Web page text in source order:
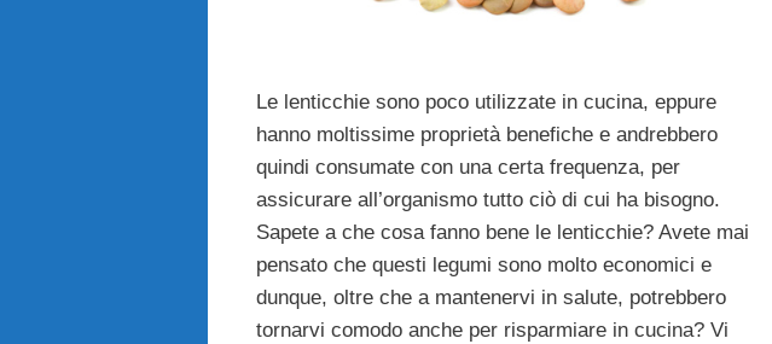
Le lenticchie sono poco utilizzate in cucina, eppure
hanno moltissime proprietà benefiche e andrebbero
quindi consumate con una certa frequenza, per
assicurare all’organismo tutto ciò di cui ha bisogno.
Sapete a che cosa fanno bene le lenticchie? Avete mai
pensato che questi legumi sono molto economici e
dunque, oltre che a mantenervi in salute, potrebbero
tornarvi comodo anche per risparmiare in cucina? Vi